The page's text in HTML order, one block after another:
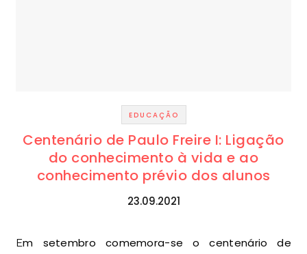
EDUCAÇÃO
Centenário de Paulo Freire I: Ligação
do conhecimento à vida e ao
conhecimento prévio dos alunos
23.09.2021
Em setembro comemora-se o centenário de